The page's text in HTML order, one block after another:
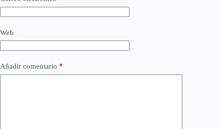
Web
Añadir comentario *